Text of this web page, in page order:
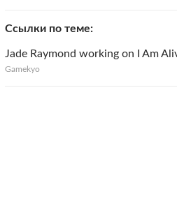
Ссылки по теме
Jade Raymond working on I Am
Gamekyo